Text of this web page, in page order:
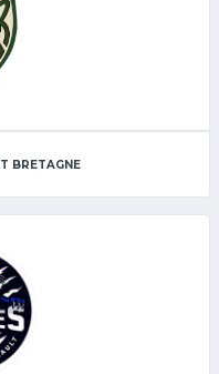
BRETAGNE